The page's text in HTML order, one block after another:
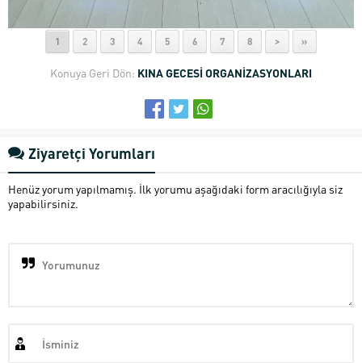
1 2 3 4 5 6 7 8 > »
Konuya Geri Dön: KINA GECESİ ORGANİZASYONLARI
Ziyaretçi Yorumları
Henüz yorum yapılmamış. İlk yorumu aşağıdaki form aracılığıyla siz
yapabilirsiniz.